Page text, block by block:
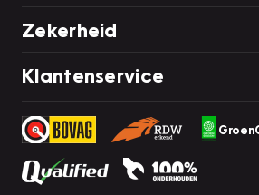
Zekerheid
Klantenservice